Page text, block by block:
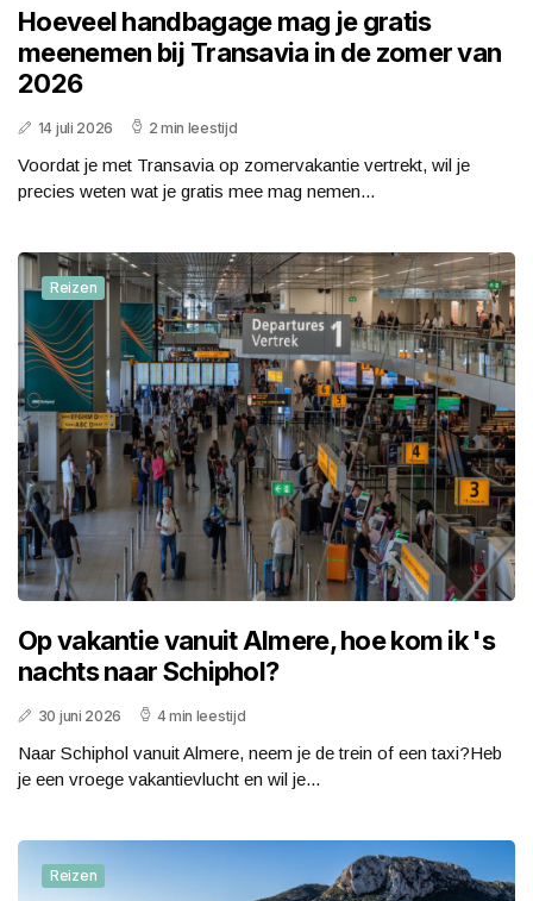
Hoeveel handbagage mag je gratis
meenemen bij Transavia in de zomer van
2026
14 juli 2026 2 min leestijd
Voordat je met Transavia op zomervakantie vertrekt, wil je
precies weten wat je gratis mee mag nemen...
Reizen
Op vakantie vanuit Almere, hoe kom ik 's
nachts naar Schiphol?
30 juni 2026 4 min leestijd
Naar Schiphol vanuit Almere, neem je de trein of een taxi?Heb
je een vroege vakantievlucht en wil je...
Reizen